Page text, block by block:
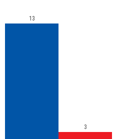
13
3